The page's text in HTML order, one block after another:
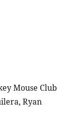
Mouse Club
Ryan